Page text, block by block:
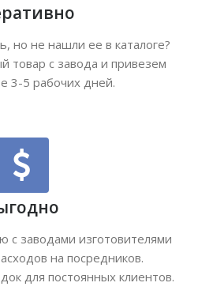
но не нашли ее в каталоге?
товар с завода и привезем
3-5 рабочих дней.
с заводами изготовителями
на посредников.
для постоянных клиентов.